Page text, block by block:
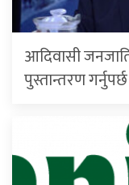
आदिवासी
पुस्तान्तरण गर्नुपर्छ :